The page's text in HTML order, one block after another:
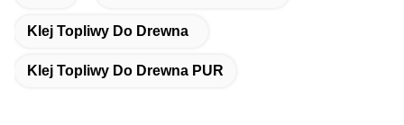
Klej Topliwy Do Drewna
Klej Topliwy Do Drewna PUR